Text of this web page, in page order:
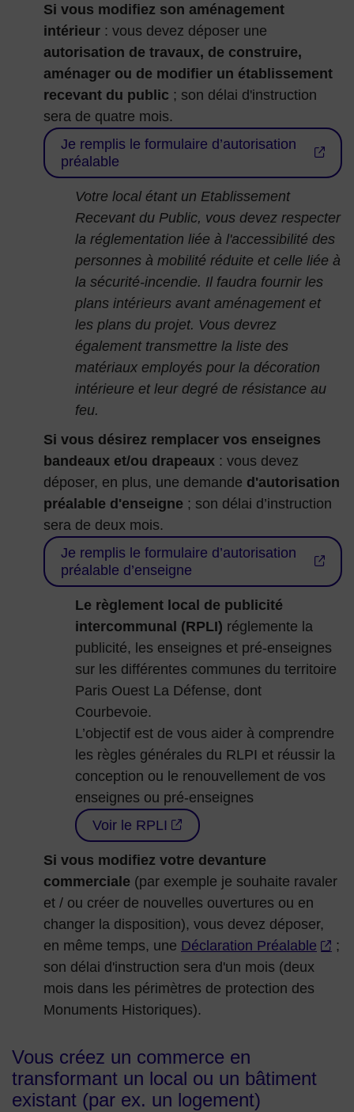
Si vous modifiez son aménagement
intérieur : vous devez déposer une
autorisation de travaux, de construire,
aménager ou de modifier un établissement
recevant du public ; son délai d'instruction
sera de quatre mois.
Je remplis le formulaire d’autorisation
préalable
Votre local étant un Etablissement
Recevant du Public, vous devez respecter
la réglementation liée à l'accessibilité des
personnes à mobilité réduite et celle liée à
la sécurité-incendie. Il faudra fournir les
plans intérieurs avant aménagement et
les plans du projet. Vous devrez
également transmettre la liste des
matériaux employés pour la décoration
intérieure et leur degré de résistance au
feu.
Si vous désirez remplacer vos enseignes
bandeaux et/ou drapeaux : vous devez
déposer, en plus, une demande d'autorisation
préalable d'enseigne ; son délai d’instruction
sera de deux mois.
Je remplis le formulaire d’autorisation
préalable d’enseigne
Le règlement local de publicité
intercommunal (RPLI) réglemente la
publicité, les enseignes et pré-enseignes
sur les différentes communes du territoire
Paris Ouest La Défense, dont
Courbevoie.
L’objectif est de vous aider à comprendre
les règles générales du RLPI et réussir la
conception ou le renouvellement de vos
enseignes ou pré-enseignes
Voir le RPLI
Si vous modifiez votre devanture
commerciale (par exemple je souhaite ravaler
et / ou créer de nouvelles ouvertures ou en
changer la disposition), vous devez déposer,
en même temps, une Déclaration Préalable
;
son délai d'instruction sera d'un mois (deux
mois dans les périmètres de protection des
Monuments Historiques).
Vous créez un commerce en
transformant un local ou un bâtiment
existant (par ex. un logement)